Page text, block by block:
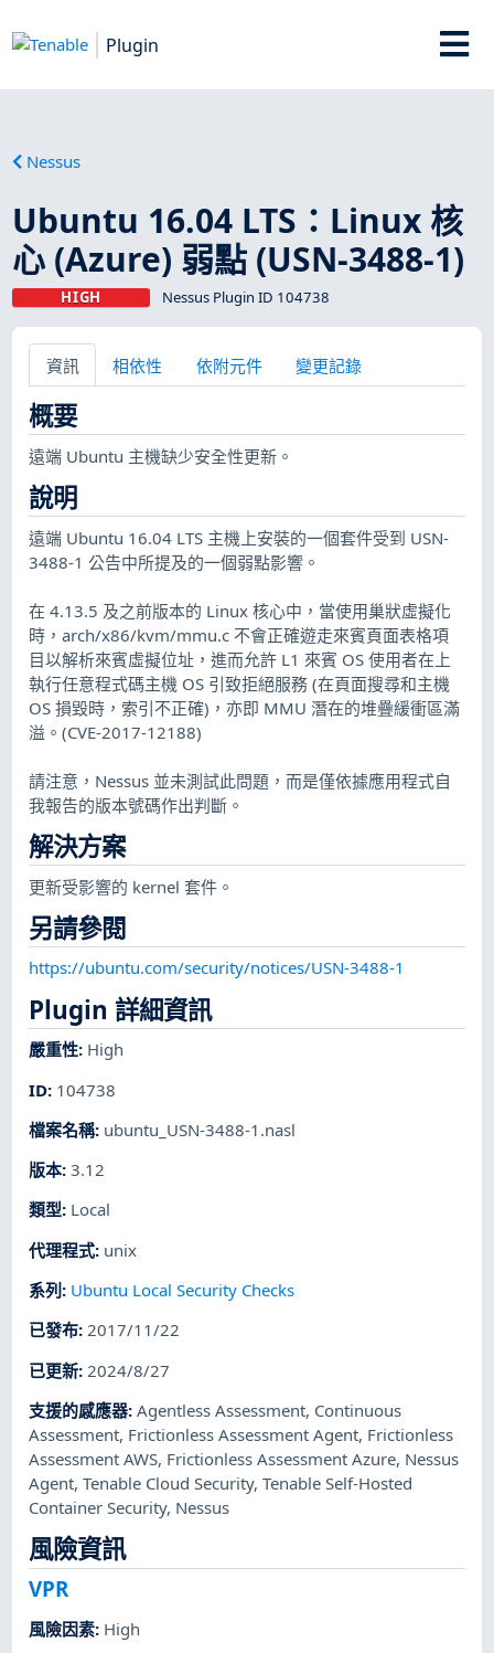
Plugin
Nessus
Ubuntu 16.04 LTS：Linux 核
心 (Azure) 弱點 (USN-3488-1)
HIGH Nessus Plugin ID 104738
資訊 相依性 依附元件 變更記錄
概要
遠端 Ubuntu 主機缺少安全性更新。
說明
遠端 Ubuntu 16.04 LTS 主機上安裝的一個套件受到 USN-
3488-1 公告中所提及的一個弱點影響。
在 4.13.5 及之前版本的 Linux 核心中，當使用巢狀虛擬化
時，arch/x86/kvm/mmu.c 不會正確遊走來賓頁面表格項
目以解析來賓虛擬位址，進而允許 L1 來賓 OS 使用者在上
執行任意程式碼主機 OS 引致拒絕服務 (在頁面搜尋和主機
OS 損毀時，索引不正確)，亦即 MMU 潛在的堆疊緩衝區滿
溢。(CVE-2017-12188)
請注意，Nessus 並未測試此問題，而是僅依據應用程式自
我報告的版本號碼作出判斷。
解決方案
更新受影響的 kernel 套件。
另請參閱
https://ubuntu.com/security/notices/USN-3488-1
Plugin 詳細資訊
嚴重性: High
ID: 104738
檔案名稱: ubuntu_USN-3488-1.nasl
版本:3.12
類型: Local
代理程式: unix
系列 : Ubuntu Local Security Checks
已發布:2017/11/22
已更新: 2024/8/27
支援的感應器:Agentless Assessment, Continuous
Assessment, Frictionless Assessment Agent, Frictionless
Assessment AWS, Frictionless Assessment Azure, Nessus
Agent,Tenable Cloud Security,Tenable Self-Hosted
Container Security, Nessus
風險資訊
VPR
風險因素: High